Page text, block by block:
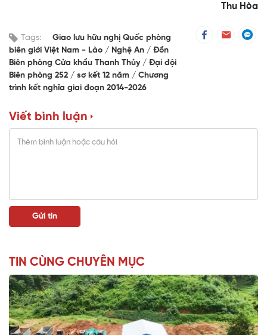
Thu Hòa
Tags:
Giao lưu hữu nghị Quốc phòng
biên giới Việt Nam - Lào
Nghệ An
Đồn
Biên phòng Cửa khẩu Thanh Thủy
Đại đội
Biên phòng 252
sơ kết 12 năm
Chương
trình kết nghĩa giai đoạn 2014-2026
Viết bình luận
TIN CÙNG CHUYÊN MỤC